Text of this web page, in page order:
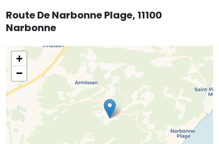
Route De Narbonne Plage, 11100
Narbonne
+
−